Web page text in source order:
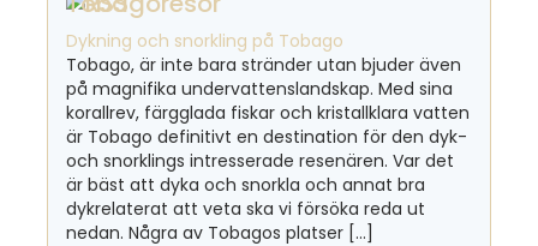
Dykning och snorkling på Tobago
Tobago, är inte bara stränder utan bjuder även
på magnifika undervattenslandskap. Med sina
korallrev, färgglada fiskar och kristallklara vatten
är Tobago definitivt en destination för den dyk-
och snorklings intresserade resenären. Var det
är bäst att dyka och snorkla och annat bra
dykrelaterat att veta ska vi försöka reda ut
nedan. Några av Tobagos platser […]